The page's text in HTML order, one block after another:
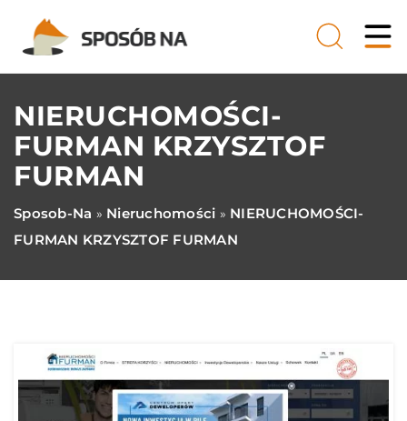
NIERUCHOMOŚCI-
FURMAN KRZYSZTOF
FURMAN
Sposob-Na » Nieruchomości » NIERUCHOMOŚCI-
FURMAN KRZYSZTOF FURMAN